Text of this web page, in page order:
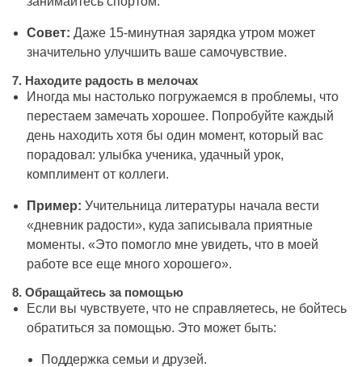
Совет: Даже 15-минутная зарядка утром может
значительно улучшить ваше самочувствие.
7. Находите радость в мелочах
Иногда мы настолько погружаемся в проблемы, что
перестаем замечать хорошее. Попробуйте каждый
день находить хотя бы один момент, который вас
порадовал: улыбка ученика, удачный урок,
комплимент от коллеги.
Пример: Учительница литературы начала вести
«дневник радости», куда записывала приятные
моменты. «Это помогло мне увидеть, что в моей
работе все еще много хорошего».
8. Обращайтесь за помощью
Если вы чувствуете, что не справляетесь, не бойтесь
обратиться за помощью. Это может быть:
Поддержка семьи и друзей.